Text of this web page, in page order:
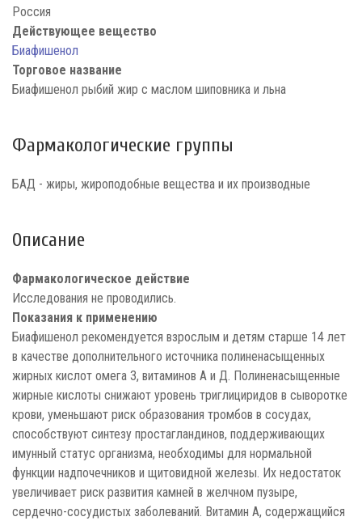
Россия
Действующее вещество
Биафишенол
Торговое название
Биафишенол рыбий жир с маслом шиповника и льна
Фармакологические группы
БАД - жиры, жироподобные вещества и их производные
Описание
Фармакологическое действие
Исследования не проводились.
Показания к применению
Биафишенол рекомендуется взрослым и детям старше 14 лет
в качестве дополнительного источника полиненасыщенных
жирных кислот омега 3, витаминов А и Д. Полиненасыщенные
жирные кислоты снижают уровень триглициридов в сыворотке
крови, уменьшают риск образования тромбов в сосудах,
способствуют синтезу простагландинов, поддерживающих
имунный статус организма, необходимы для нормальной
функции надпочечников и щитовидной железы. Их недостаток
увеличивает риск развития камней в желчном пузыре,
сердечно-сосудистых заболеваний. Витамин А, содержащийся